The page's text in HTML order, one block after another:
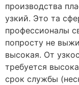
производства
узкий. Это та
профессионалы
попросту не
высокая. От
требуется
срок службы